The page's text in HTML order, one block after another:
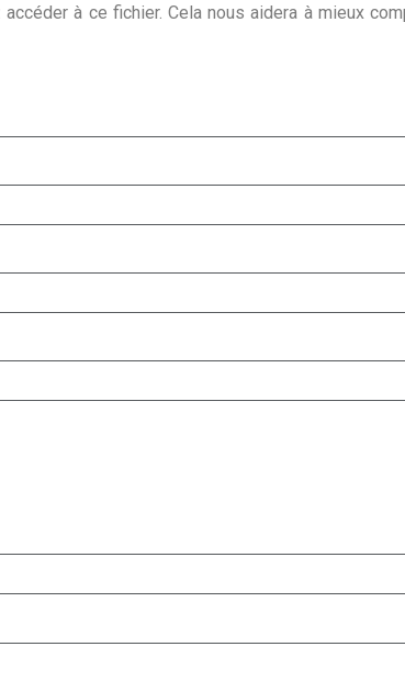
à ce fichier. Cela nous aidera à mieux